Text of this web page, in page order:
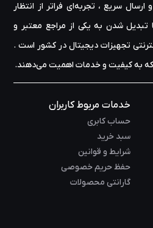
سریع ، تجربه‌ای فراتر از انتظار
تبدیل شدن به یکی از مراجع معتبر و
تجهیزات دیجیتال در کشور است .
که به کیفیت و خدمات اهمیت می‌دهند.
خدمات مربوط کاربران
حساب کابری
سبد خرید
شرایط و قوانین
حفظ حریم خصوصی
گارانتی محصولات